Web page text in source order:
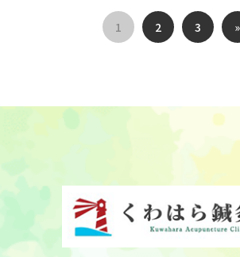
内容などについ
な頭痛であって
りなど遠い場所
柔軟に対応して
の痛みについて
家に一度相談し
がいれば、どの
はら鍼灸院までお
す。 鍼治療で慢
に改善して毎日
ケアや生活指導
す。 どうしても
合う治療・合わ
避けられないた
て把握していき
ってきた専門的
挫・腹痛・顔面神経麻痺、三叉神経痛
で治したい方にお勧めの治療院です。
に対応できます。外出が難しい方も、ご
たらご自宅へお伺いも致します。訪問サ
出がしにくい場合にも治療が受けられ
るサービスですので、利用をお考えの方
お問い合わせください。・日々の家事仕
ざ痛、坐骨神経痛で悩んでいる・慢性的
東洋医学による脈診や耳の状態から症
駆使し症状やお悩みの原因を探る検査
と親しまれております。肩の構造という
骨に鎖骨が、鎖骨に肩甲骨が、肩甲骨
いるからです。これらの骨を周囲の多数
仕組みです。鎖骨や肩甲骨が連動して動
したり回転することができるわけです。
たりしながら、もう一方の手で肩甲骨
骨がたくさん動いていることがわかると
1 2 3 »